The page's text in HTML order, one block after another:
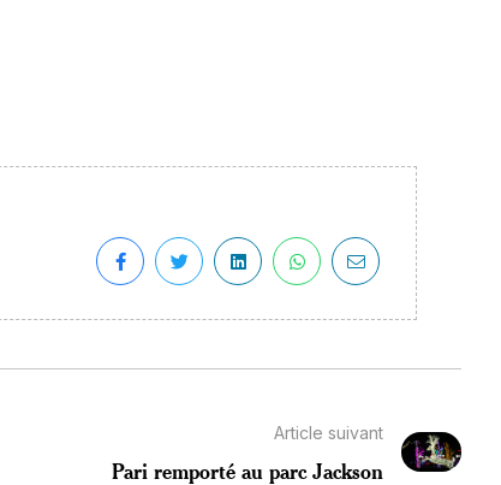
Article suivant
Pari remporté au parc Jackson